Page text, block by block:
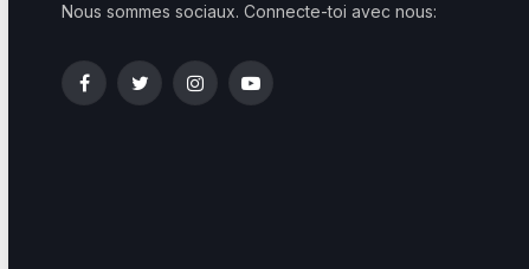
Nous sommes sociaux. Connecte-toi avec nous:
FacebookTwitterInstagramYouTube